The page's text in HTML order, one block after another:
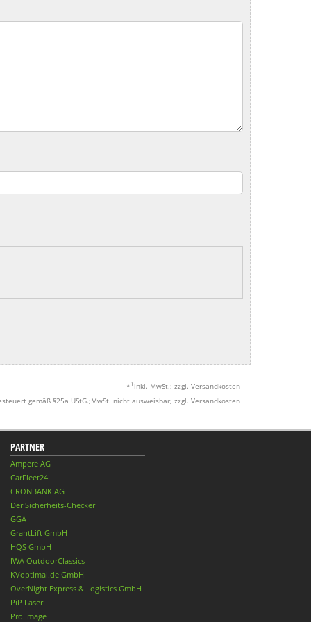
* 1 inkl. MwSt.; zzgl. Versandkosten
gemäß §25a UStG.;MwSt. nicht ausweisbar; zzgl. Versandkosten
PARTNER
Ampere AG
CarFleet24
CRONBANK AG
Der Sicherheits-Checker
GGA
GrantLift GmbH
HQS GmbH
IWA OutdoorClassics
KVoptimal.de GmbH
OverNight Express & Logistics GmbH
PiP Laser
Pro Image